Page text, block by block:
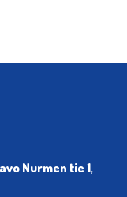
Nurmen tie 1,